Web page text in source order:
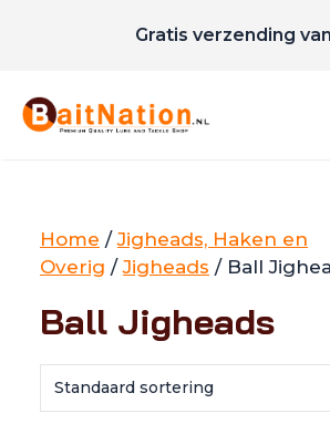
inhoud
Gratis verzending
Home /Jigheads, Haken en
Overig /Jigheads / Ball
Ball Jigheads